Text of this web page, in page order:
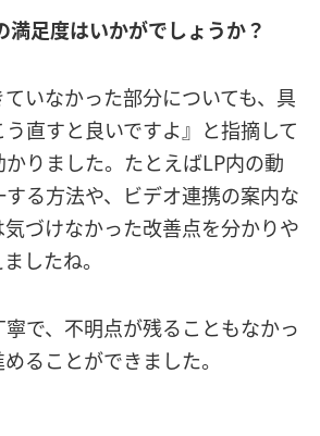
足度はいかがでしょうか？
いなかった部分についても、具
直すと良いですよ』と指摘して
りました。たとえばLP内の動
る方法や、ビデオ連携の案内な
づけなかった改善点を分かりや
したね。
で、不明点が残ることもなかっ
ることができました。